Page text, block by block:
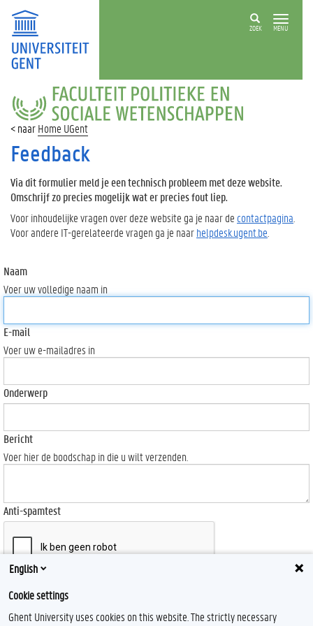
ZOEK MENU
FACULTEIT
POLITIEKE
EN
SOCIALE
WETENSCHAPPEN
Home UGent
Feedback
Via dit formulier meld je een technisch probleem met deze website.
Omschrijf zo precies mogelijk wat er precies fout liep.
Voor inhoudelijke vragen over deze website ga je naar de contactpagina
Voor andere IT-gerelateerde vragen ga je naarhelpdesk.ugent.be
Naam
Voer uw volledige naam in
E-mail
Voer uw e-mailadres in
Onderwerp
Bericht
Voer hier de boodschap in die u wilt verzenden.
Anti-spamtest
Send
English
Cookie settings
Ghent University uses cookies on this website. The strictly necessary